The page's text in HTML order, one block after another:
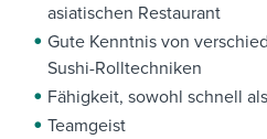
asiatischen Restaurant
Gute Kenntnis von
Sushi-Rolltechniken
Fähigkeit, sowohl schnell
Teamgeist